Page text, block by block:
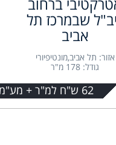
ברחוב
שבמרכז תל
אביב
אזור: תל אביב,מונטיפיורי
גודל: 178 מ"ר
62 ש"ח למ"ר + מע"מ